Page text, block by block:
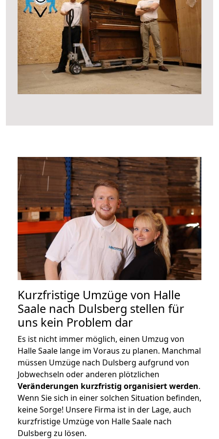
Kurzfristige Umzüge von Halle
Saale nach Dulsberg stellen für
uns kein Problem dar
Es ist nicht immer möglich, einen Umzug von
Halle Saale lange im Voraus zu planen. Manchmal
müssen Umzüge nach Dulsberg aufgrund von
Jobwechseln oder anderen plötzlichen
Veränderungen kurzfristig organisiert werden.
Wenn Sie sich in einer solchen Situation befinden,
keine Sorge! Unsere Firma ist in der Lage, auch
kurzfristige Umzüge von Halle Saale nach
Dulsberg zu lösen.